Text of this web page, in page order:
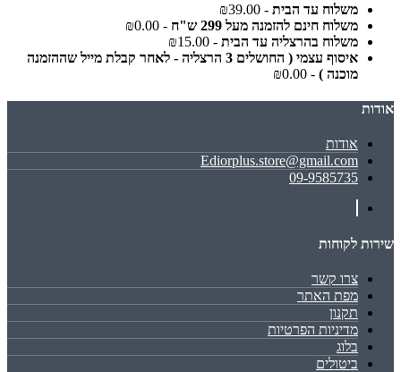
משלוח עד הבית - ₪39.00
משלוח חינם להזמנה מעל 299 ש"ח
- ₪0.00
משלוח בהרצליה עד הבית - ₪15.00
איסוף עצמי ( החושלים 3 הרצליה - לאחר קבלת מייל שההזמנה
מוכנה ) - ₪0.00
אודות
אודות
Ediorplus.store@gmail.com
09-9585735
שירות לקוחות
צרו קשר
מפת האתר
תקנון
מדיניות הפרטיות
בלוג
ביטולים